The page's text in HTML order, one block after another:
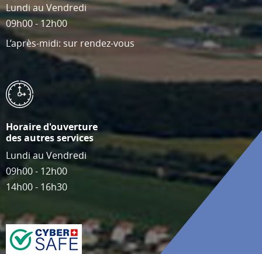
Lundi au Vendredi
09h00 - 12h00
L’après-midi: sur rendez-vous
Horaire d'ouverture
des autres services
Lundi au Vendredi
09h00 - 12h00
14h00 - 16h30